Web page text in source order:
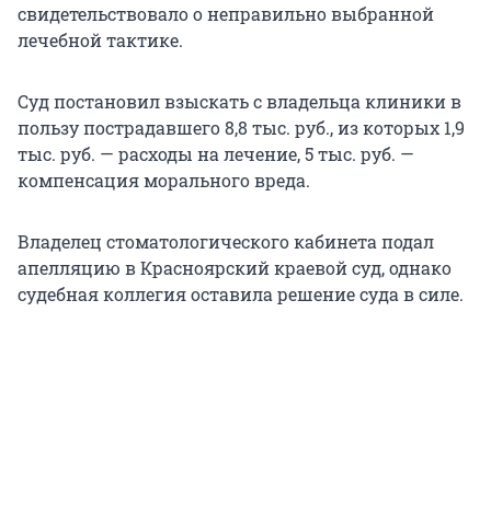
свидетельствовало о неправильно выбранной
лечебной тактике.
Суд постановил взыскать с владельца клиники в
пользу пострадавшего 8,8 тыс. руб., из которых 1,9
тыс. руб. — расходы на лечение, 5 тыс. руб. —
компенсация морального вреда.
Владелец стоматологического кабинета подал
апелляцию в Красноярский краевой суд, однако
судебная коллегия оставила решение суда в силе.